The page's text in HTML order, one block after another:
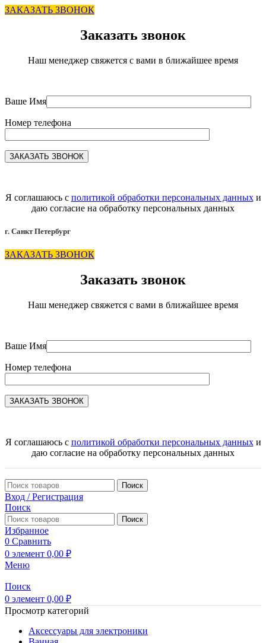
ЗАКАЗАТЬ ЗВОНОК
Заказать звонок
Наш менеджер свяжется с вами в ближайшее время
Ваше Имя
Номер телефона
Я соглашаюсь с политикой обработки персональных данныхи
даю согласие на обработку персональных данных
г. Санкт Петербург
ЗАКАЗАТЬ ЗВОНОК
Заказать звонок
Наш менеджер свяжется с вами в ближайшее время
Ваше Имя
Номер телефона
Я соглашаюсь с политикой обработки персональных данныхи
даю согласие на обработку персональных данных
Поиск
Вход / Регистрация
Поиск
Поиск
Избранное
0 Сравнить
0 элемент 0,00 ₽
Меню
Поиск
0 элемент 0,00 ₽
Просмотр категорий
Аксессуары для электроники